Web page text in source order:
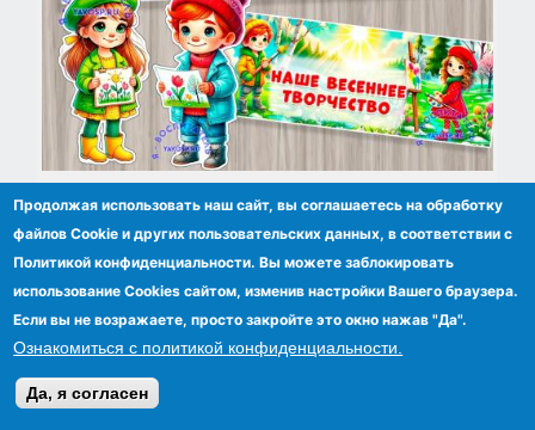
Или выставки рисунков
Продолжая использовать наш сайт, вы соглашаетесь на обработку
файлов Сookie и других пользовательских данных, в соответствии с
Политикой конфиденциальности. Вы можете заблокировать
использование Cookies сайтом, изменив настройки Вашего браузера.
Если вы не возражаете, просто закройте это окно нажав "Да".
Ознакомиться с политикой конфиденциальности.
Да, я согласен